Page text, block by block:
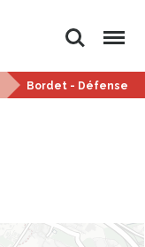
Rechercher
Menu
Bordet - Défense